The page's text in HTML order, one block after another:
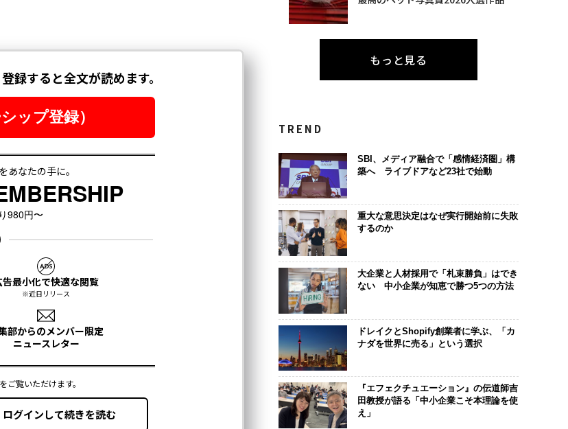
もっと見る
TREND
SBI、メディア融合で「感情経済圏」構
築へ ライブドアなど23社で始動
重大な意思決定はなぜ実行開始前に失敗
するのか
大企業と人材採用で「札束勝負」はでき
ない 中小企業が知恵で勝つ5つの方法
ドレイクとShopify創業者に学ぶ、「カ
ナダを世界に売る」という選択
『エフェクチュエーション』の伝道師吉
田教授が語る「中小企業こそ本理論を使
え」